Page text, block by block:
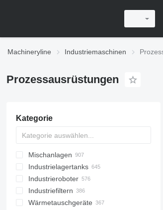
Machineryline Industriemaschinen
Prozessausrüstungen
Kategorie
Mischanlagen
Industrielagertanks
Industrieroboter
Industriefiltern
Wärmetauschgeräte